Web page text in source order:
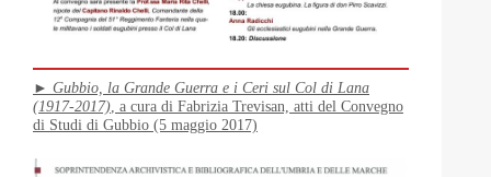
► Gubbio, la Grande Guerra e i Ceri sul Col di Lana
(1917-2017), a cura di Fabrizia Trevisan, atti del Convegno
di Studi di Gubbio (5 maggio 2017)